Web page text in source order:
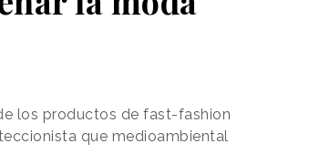
los productos de fast-fashion
que medioambiental